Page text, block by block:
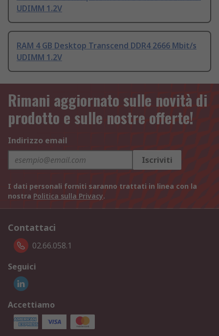
UDIMM 1.2V
RAM 4 GB Desktop Transcend DDR4 2666 Mbit/s
UDIMM 1.2V
Rimani aggiornato sulle novità di
prodotto e sulle nostre offerte!
Indirizzo email
Iscriviti
I dati personali forniti saranno trattati in linea con la
nostra Politica sulla Privacy.
Contattaci
02.66.058.1
Seguici
Accettiamo